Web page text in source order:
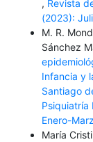
, Revista
(2023):
M. R.
Sánchez
Infancia y
Santiago
Psiquiatría
Enero-
María